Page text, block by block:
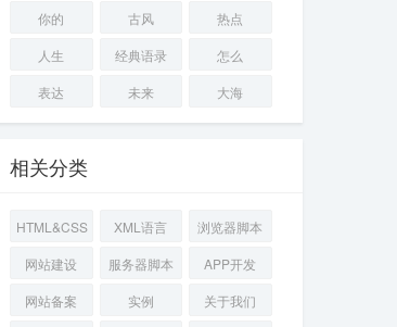
你的 古风
热点
人生
经典语录
怎么
表达
未来 大海
相关分类
HTML&CSS XML语言
浏览器脚本
网站建设
服务器脚本
APP开发
网站备案
实例
关于我们